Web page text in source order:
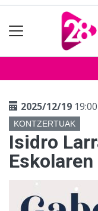
2025/12/19 19:00
KONTZERTUAK
Isidro